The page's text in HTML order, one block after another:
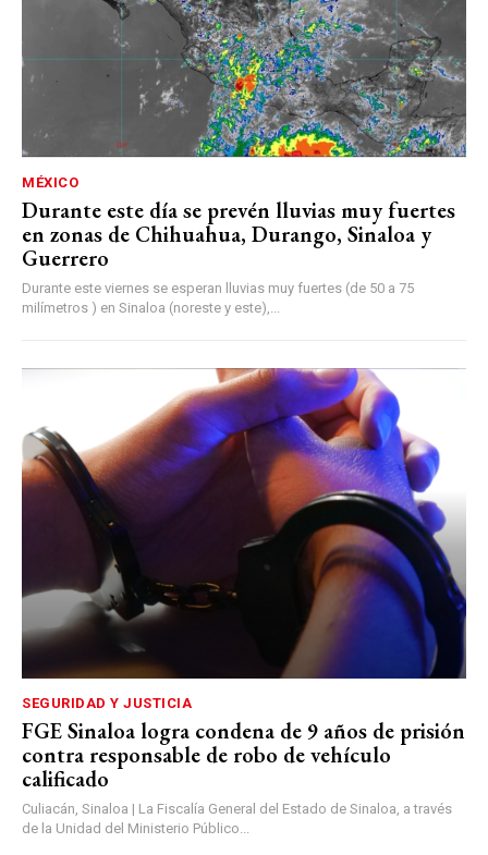
MÉXICO
Durante este día se prevén lluvias muy fuertes
en zonas de Chihuahua, Durango, Sinaloa y
Guerrero
Durante este viernes se esperan lluvias muy fuertes (de 50 a 75
milímetros ) en Sinaloa (noreste y este),...
SEGURIDAD Y JUSTICIA
FGE Sinaloa logra condena de 9 años de prisión
contra responsable de robo de vehículo
calificado
Culiacán, Sinaloa | La Fiscalía General del Estado de Sinaloa, a través
de la Unidad del Ministerio Público...